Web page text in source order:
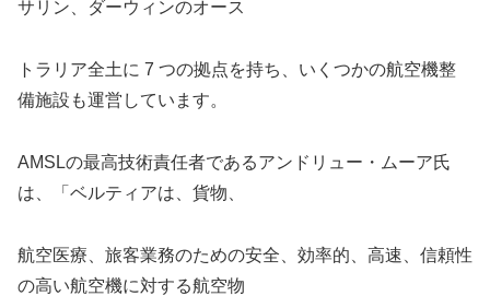
サリン、ダーウィンのオース
トラリア全土に 7 つの拠点を持ち、いくつかの航空機整
備施設も運営しています。
AMSLの最高技術責任者であるアンドリュー・ムーア氏
は、「ベルティアは、貨物、
航空医療、旅客業務のための安全、効率的、高速、信頼性
の高い航空機に対する航空物